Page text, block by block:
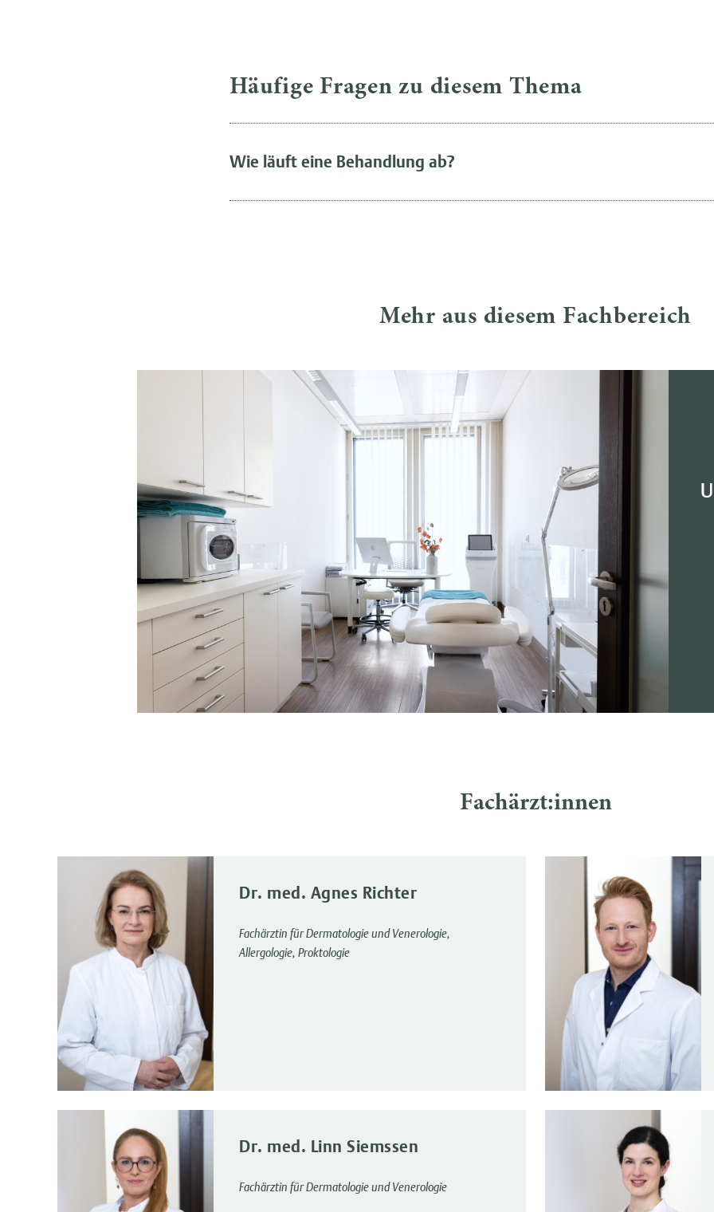
Häufige Fragen zu diesem Thema
Wie läuft eine Behandlung ab?
Mehr aus diesem Fachbereich
Fachärzt:innen
Dr. med. Agnes Richter
Fachärztin für Dermatologie und Venerologie,
Allergologie, Proktologie
Dr. med. Linn Siemssen
Fachärztin für Dermatologie und Venerologie